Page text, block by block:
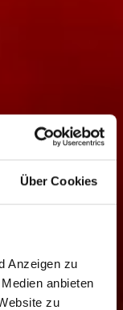
Über Cookies
Anzeigen zu
anbieten
zu